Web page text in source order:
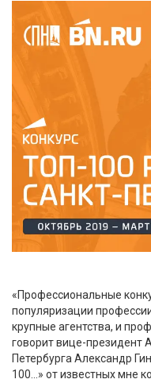
«Профессиональные
популяризации
крупные агентства, и
говорит вице-президент
Петербурга Александр
100...» от известных мне